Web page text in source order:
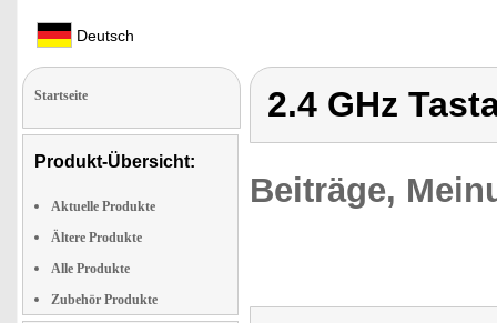
Deutsch
Startseite
Produkt-Übersicht:
Aktuelle Produkte
Ältere Produkte
Alle Produkte
Zubehör Produkte
2.4 GHz
Beiträge,